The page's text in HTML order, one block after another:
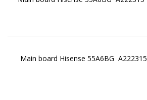
Main board Hisense 55A6BG A222315